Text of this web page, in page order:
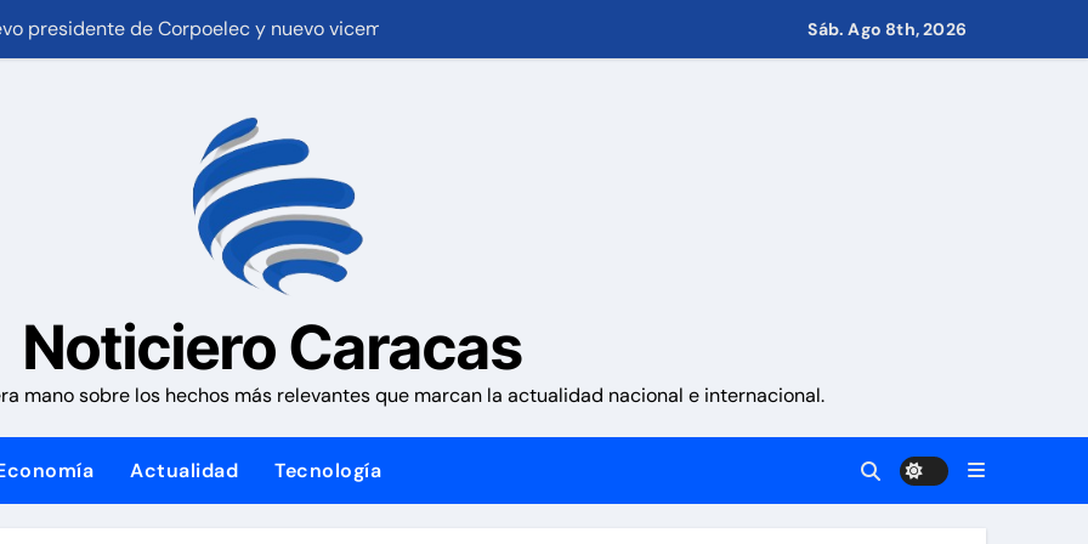
los controles fronterizos con Italia tras el rechazo de Roma a retirar las restricciones
transición sino una ocupación a la fuerza
de Compañía Nacional de Gas de Trinidad y Tobago
en la 9na y superan 3-2 a Bravos en 10 innings tras larga lluvia
de alta precisión contra la industria militar en Kiev
tendrán una tasa de 5% y se analiza exoneración de aranceles
contra la exjuex Afiuni
Sáb. Ago 8th, 2026
Noticiero Caracas
mano sobre los hechos más relevantes que marcan la actualidad nacional e internacional.
Actualidad Tecnología